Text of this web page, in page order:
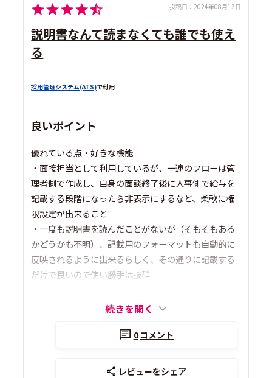
投稿日： 2024年08月13日
説明書なんて読まなくても誰でも使え
る
採用管理システム(ATS)で利用
良いポイント
優れている点・好きな機能
・面接担当として利用しているが、一連のフローは管
理者側で作成し、自身の面談終了後に人事側で給与を
記載する段階になったら非表示にするなど、柔軟に権
限設定が出来ること
・一度も説明書を読んだことがないが（そもそもある
かどうかも不明）、記載用のフォーマットも自動的に
反映されるように出来るらしく、その通りに記載する
だけで良いので使い勝手は抜群
続きを開く
0コメント
レビューをシェア